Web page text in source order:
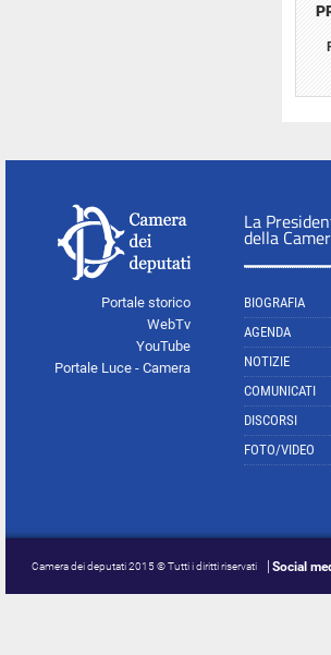
Portale storico
WebTv
YouTube
Portale Luce - Camera
La
della
BIOGRAFIA
AGENDA
NOTIZIE
COMUNICATI
DISCORSI
FOTO/VIDEO
Camera dei deputati 2015 © Tutti i diritti riservati Social